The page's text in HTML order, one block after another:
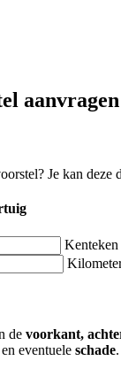
aanvragen
Je kan deze
Kenteken
de voorkant,
en eventuele schade.